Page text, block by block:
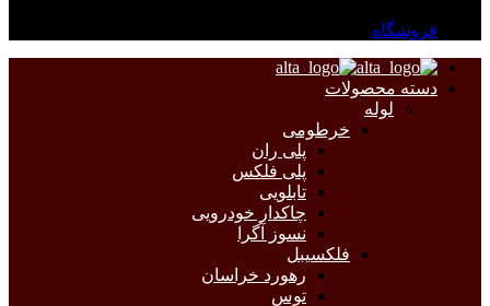
فروشگاه
دسته محصولات
لوله
خرطومی
پلی ران
پلی فلکس
تابلویی
چاکدار خودرویی
نسوز آگرا
فلکسیبل
رهورد خراسان
توس